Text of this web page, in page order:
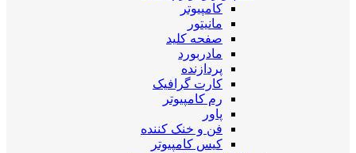
کامپیوتر
مانیتور
صفحه کلید
مادربورد
پردازنده
کارت گرافیک
رم کامپیوتر
پاور
فن و خنک کننده
کیس کامپیوتر